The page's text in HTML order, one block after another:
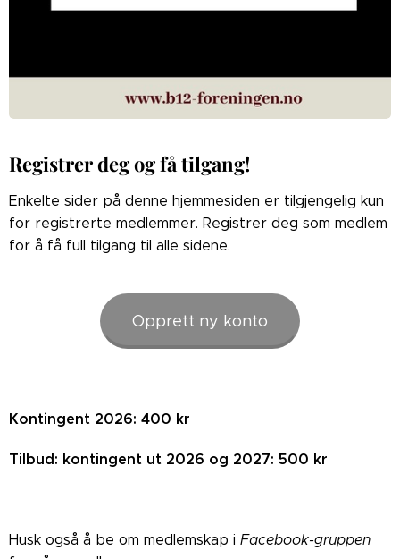
Registrer deg og få tilgang!
Enkelte sider på denne hjemmesiden er tilgjengelig kun
for registrerte medlemmer. Registrer deg som medlem
for å få full tilgang til alle sidene.
Opprett ny konto
Kontingent 2026: 400 kr
Tilbud: kontingent ut 2026 og 2027: 500 kr
Husk også å be om medlemskap i Facebook-gruppen